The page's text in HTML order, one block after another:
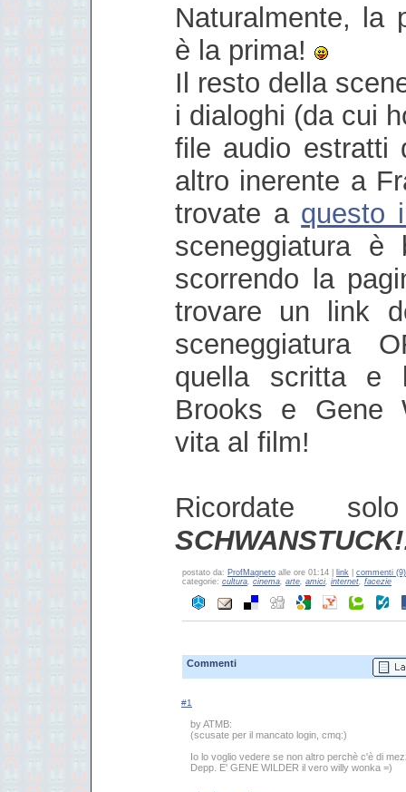
Naturalmente, la
è la prima!
Il resto della
i dialoghi (da cui
file audio estratti
altro inerente a
trovate a questo
sceneggiatura è
scorrendo la
trovare un link
sceneggiatura
quella scritta e
Brooks e Gene
vita al film!
Ricordate
postato da: ProfMagneto alle ore 01:14 | link
commenti (9)
categorie: cultura cinema arte amici internet facezie
Commenti
#1
by ATMB:
(scusate per il mancato login, cmq:)
Io lo voglio vedere se non altro perchè c'è di
Depp. E' GENE WILDER il vero willy wonka =)